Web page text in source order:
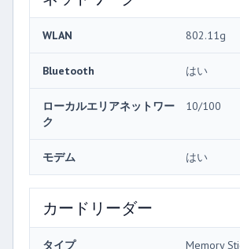
WLAN 802.11g
Bluetooth はい
ローカルエリアネットワー
ク
10/100
モデム はい
カードリーダー
タイプ
Memory